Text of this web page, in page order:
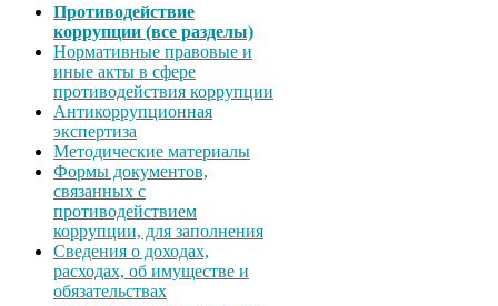
Противодействие
коррупции (все разделы)
Нормативные правовые и
иные акты в сфере
противодействия коррупции
Антикоррупционная
экспертиза
Методические материалы
Формы документов,
связанных с
противодействием
коррупции, для заполнения
Сведения о доходах,
расходах, об имуществе и
обязательствах